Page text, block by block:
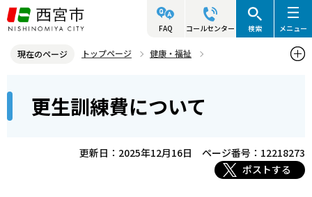
こ
の
ジ
先
FAQ コールセンター 検索 メニュー
現在のページ トップページ
健康・福祉
こ
更生訓練費について
更新日：2025年12月16日
ページ番号：12218273
ポストする